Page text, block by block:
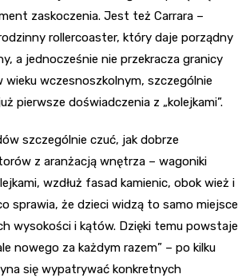
zaskoczenia. Jest też Carrara –
rollercoaster, który daje porządny
a jednocześnie nie przekracza granicy
wieku wczesnoszkolnym, szczególnie
pierwsze doświadczenia z „kolejkami”.
szczególnie czuć, jak dobrze
z aranżacją wnętrza – wagoniki
wzdłuż fasad kamienic, obok wież i
sprawia, że dzieci widzą to samo miejsce
wysokości i kątów. Dzięki temu powstaje
nowego za każdym razem” – po kilku
się wypatrywać konkretnych